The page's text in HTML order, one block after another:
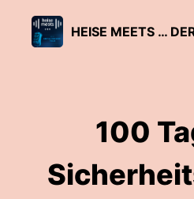
100